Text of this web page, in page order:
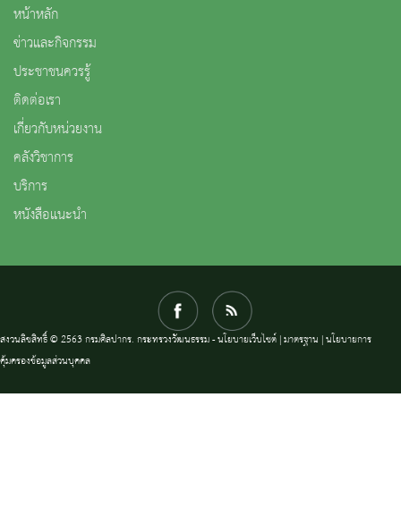
หน้าหลัก
ข่าวและกิจกรรม
ประชาชนควรรู้
ติดต่อเรา
เกี่ยวกับหน่วยงาน
คลังวิชาการ
บริการ
หนังสือแนะนำ
สงวนลิขสิทธิ์ © 2563 กรมศิลปากร. กระทรวงวัฒนธรรม -นโยบายเว็บไซต์|มาตรฐาน |นโยบายการ
คุ้มครองข้อมูลส่วนบุคคล